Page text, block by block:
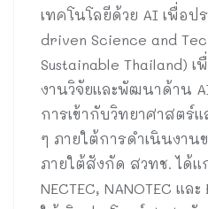
เทคโนโลยีด้วย AI เพื่อป
driven Science and
Sustainable Thailand)
งานวิจัยและพัฒนาด้าน
การเข้ากับวิทยาศาสตร์
ๆ ภายใต้การดำเนินงาน
ภายใต้สังกัด สวทช. ได้แก่
NECTEC, NANOTEC แล